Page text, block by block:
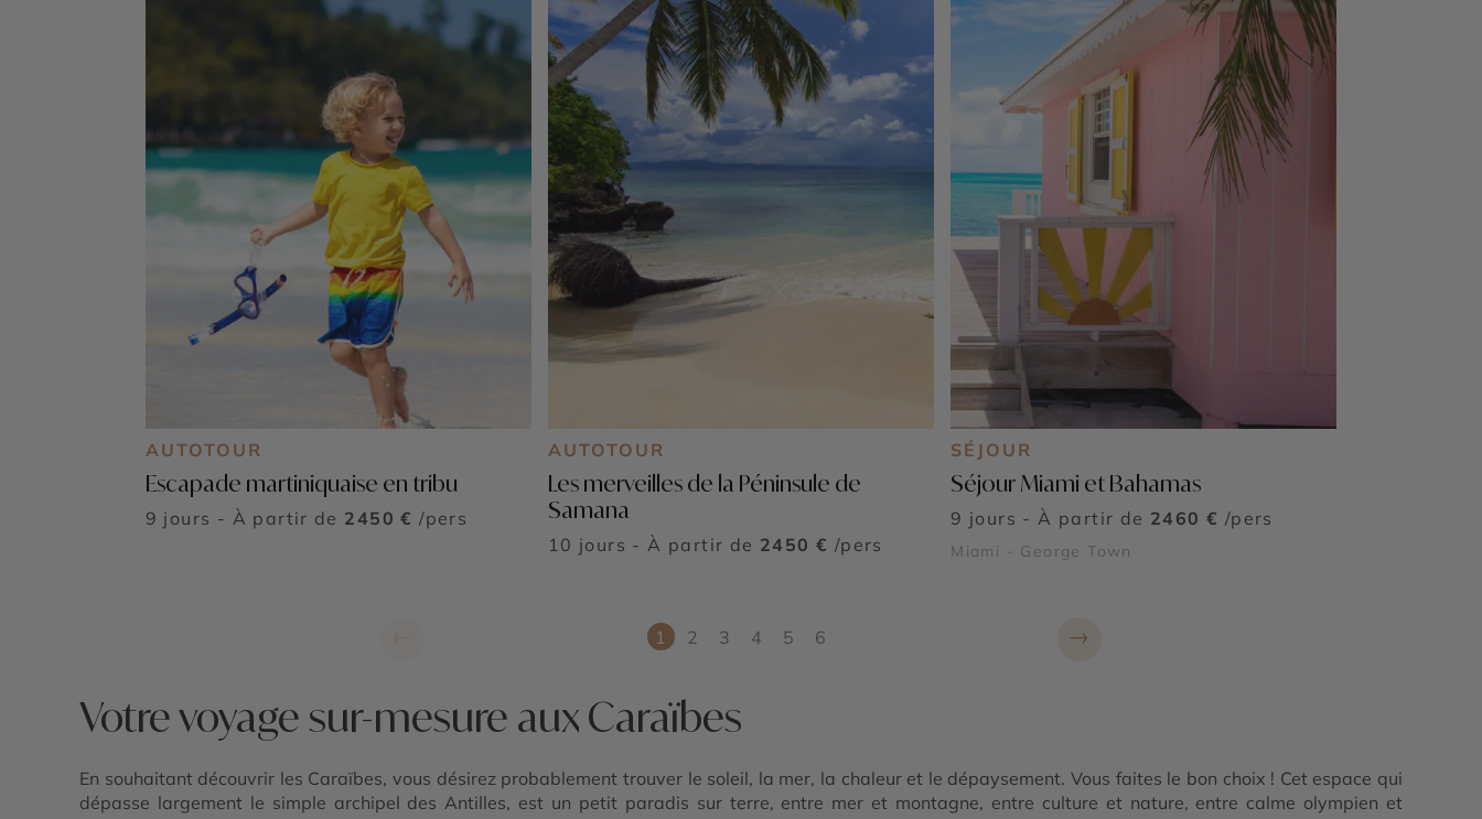
AUTOTOUR
Escapade martiniquaise en tribu
9 jours - À partir de 2450 € /pers
AUTOTOUR
Les merveilles de la Péninsule de
Samana
10 jours - À partir de 2450 € /pers
SÉJOUR
Séjour Miami et Bahamas
9 jours - À partir de 2460 € /pers
Miami - George Town
1 2 3 4 5 6 →
Votre voyage sur-mesure aux Caraïbes
En souhaitant découvrir les Caraïbes, vous désirez probablement trouver le soleil, la mer, la chaleur et le dépaysement. Vous faites le bon choix ! Cet espace qui
dépasse largement le simple archipel des Antilles, est un petit paradis sur terre, entre mer et montagne, entre culture et nature, entre calme olympien et